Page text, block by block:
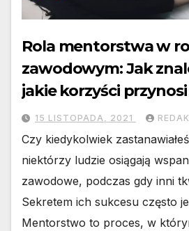
Rola mentorstwa w
zawodowym: Jak
jakie korzyści
15 LISTOPADA, 2021
Czy kiedykolwiek
niektórzy ludzie osiągają
zawodowe, podczas gdy inni
Sekretem ich sukcesu często
Mentorstwo to proces, w